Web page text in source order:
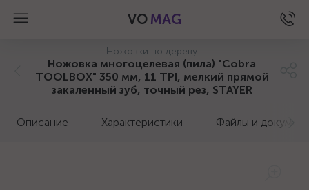
VO MAG
Ножовки по дереву
Ножовка многоцелевая (пила) "Cobra
TOOLBOX" 350 мм, 11 TPI, мелкий прямой
закаленный зуб, точный рез, STAYER
Описание Характеристики Файлы и